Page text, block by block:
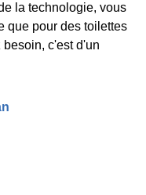
la technologie, vous
que pour des toilettes
c'est d'un